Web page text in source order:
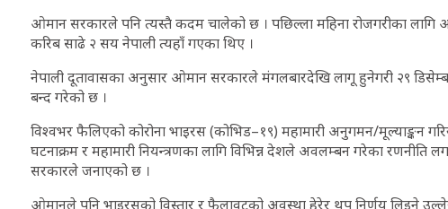
ओमान सरकारले पनि त्यस्तै कदम चालेको छ । पछिल्ला महिना रोजगरीका लागि
करिब साढे २ सय नेपाली त्यहाँ गएका थिए ।
नेपाली दूतावासका अनुसार ओमान सरकारले मंगलबारदेखि लागू हुनेगरी २९
बन्द गरेको छ ।
विश्वभर फैलिएको कोरोना भाइरस (कोभिड–१९) महामारी अनुगमन/मूल्याङ्कन
घटनाक्रम र महामारी नियन्त्रणका लागि विभिन्न देशले अवलम्बन गरेका रणनीति
सरकारले जनाएको छ ।
ओमानले पनि भाइरसको विस्तार र फैलावटको अवस्था हेरेर थप निर्णय लिइने